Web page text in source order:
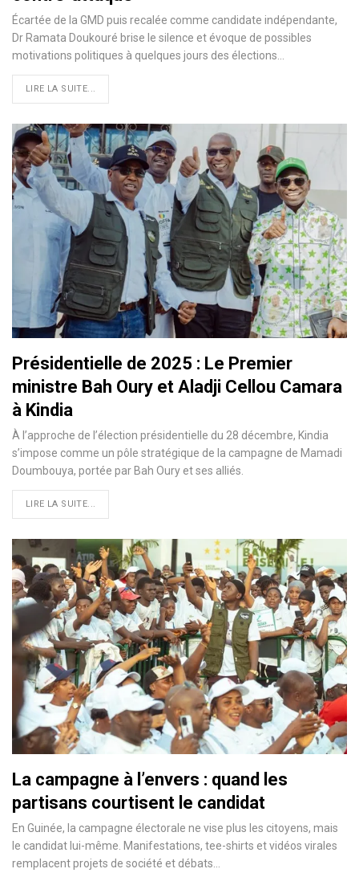
Écartée de la GMD puis recalée comme candidate indépendante,
Dr Ramata Doukouré brise le silence et évoque de possibles
motivations politiques à quelques jours des élections…
LIRE LA SUITE...
Présidentielle de 2025 : Lе Prеmiеr
ministrе Bаh Oury et Aladji Cellоu Camаra
à Kindia
À l’approche de l’élection présidentielle du 28 décembre, Kindia
s’impose comme un pôle stratégique de la campagne de Mamadi
Doumbouya, portée par Bah Oury et ses alliés.
LIRE LA SUITE...
La campagne à l’envers : quand les
partisans courtisent le candidat
En Guinée, la campagne électorale ne vise plus les citoyens, mais
le candidat lui-même. Manifestations, tee-shirts et vidéos virales
remplacent projets de société et débats…